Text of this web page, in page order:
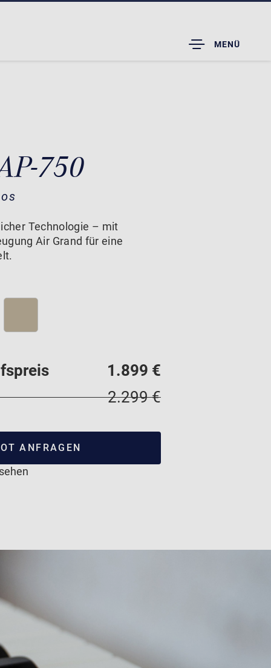
TOGGLE
DROPDOWN
MENÜ
750
Technologie – mit
Air Grand für eine
1.899 €
2.299 €
ANFRAGEN